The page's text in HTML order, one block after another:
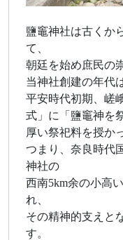
鹽竈神社は古くか
て、
朝廷を始め庶民の
当神社創建の年代
平安時代初期、嵯
式」に「鹽竈神を
厚い祭祀料を授か
つまり、奈良時代
神社の
西南5km余の小高
れ、
その精神的支えと
す。